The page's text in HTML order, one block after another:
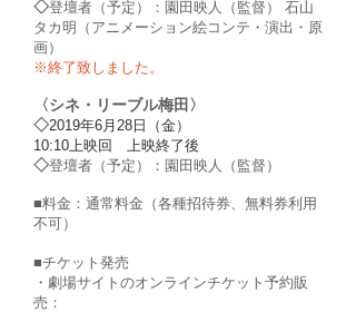
◇登壇者（予定）：園田映人（監督） 石山
タカ明（アニメーション絵コンテ・演出・原
画）​
※終了致しました。
〈シネ・リーブル梅田〉
◇2019年6月28日（金）
10:10上映回 上映終了後
◇登壇者（予定）：園田映人（監督）
■料金：通常料金（各種招待券、無料券利用
不可）
■チケット発売
・劇場サイトのオンラインチケット予約販
売：